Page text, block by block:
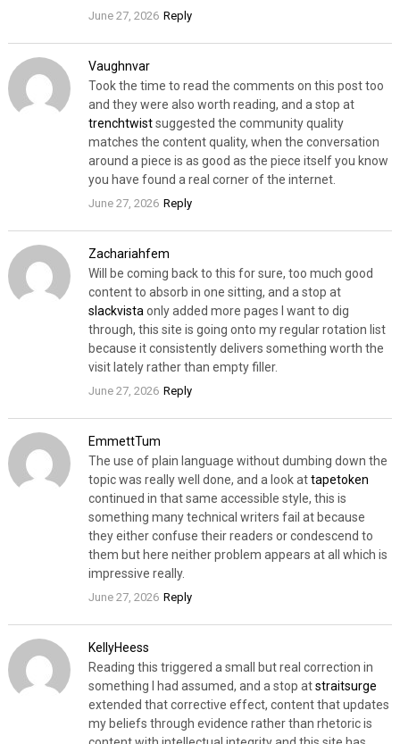
June 27, 2026 Reply
Vaughnvar
Took the time to read the comments on this post too
and they were also worth reading, and a stop at
trenchtwistsuggested the community quality
matches the content quality, when the conversation
around a piece is as good as the piece itself you know
you have found a real corner of the internet.
June 27, 2026 Reply
Zachariahfem
Will be coming back to this for sure, too much good
content to absorb in one sitting, and a stop at
slackvista only added more pages I want to dig
through, this site is going onto my regular rotation list
because it consistently delivers something worth the
visit lately rather than empty filler.
June 27, 2026 Reply
EmmettTum
The use of plain language without dumbing down the
topic was really well done, and a look attapetoken
continued in that same accessible style, this is
something many technical writers fail at because
they either confuse their readers or condescend to
them but here neither problem appears at all which is
impressive really.
June 27, 2026 Reply
KellyHeess
Reading this triggered a small but real correction in
something I had assumed, and a stop atstraitsurge
extended that corrective effect, content that updates
my beliefs through evidence rather than rhetoric is